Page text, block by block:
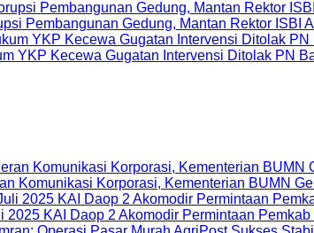
Pembangunan Gedung, Mantan Rektor ISBI
YKP Kecewa Gugatan Intervensi Ditolak PN
Komunikasi Korporasi, Kementerian BUMN
2025 KAI Daop 2 Akomodir Permintaan